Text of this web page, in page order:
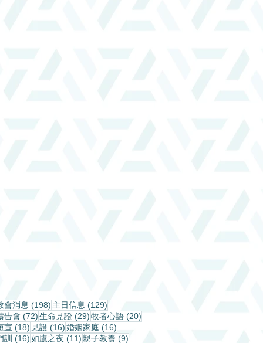
會消息 (198) 198 篇文章
主日信息 (129)
告會 (72)72 篇文章
生命見證 (29)29 篇文章
牧者心語 (20)
宣 (18) 18 篇文章
見證 (16)16 篇文章
婚姻家庭 (16)
訓 (16)16 篇文章
如鷹之夜 (11)11 篇文章
親子教養 (9)